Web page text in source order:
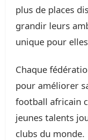
plus de places
grandir leurs
unique pour
Chaque
pour améliorer
football africain
jeunes talents
clubs du monde.